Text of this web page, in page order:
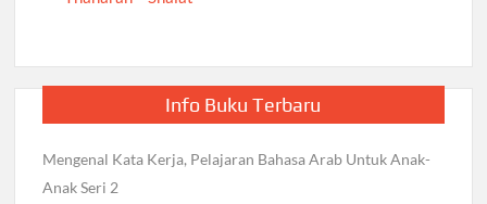
Info Buku Terbaru
Mengenal Kata Kerja, Pelajaran Bahasa Arab Untuk Anak-
Anak Seri 2